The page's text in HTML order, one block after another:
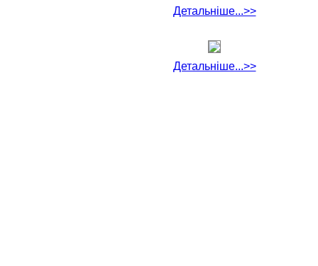
Детальніше...>>
Детальніше...>>